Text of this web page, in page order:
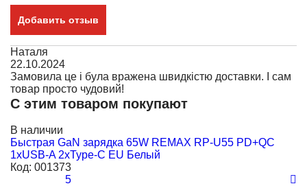
Добавить отзыв
Наталя
22.10.2024
Замовила це і була вражена швидкістю доставки. І сам
товар просто чудовий!
С этим товаром покупают
В наличии
Быстрая GaN зарядка 65W REMAX RP-U55 PD+QC
1xUSB-A 2xType-C EU Белый
Код: 001373
5